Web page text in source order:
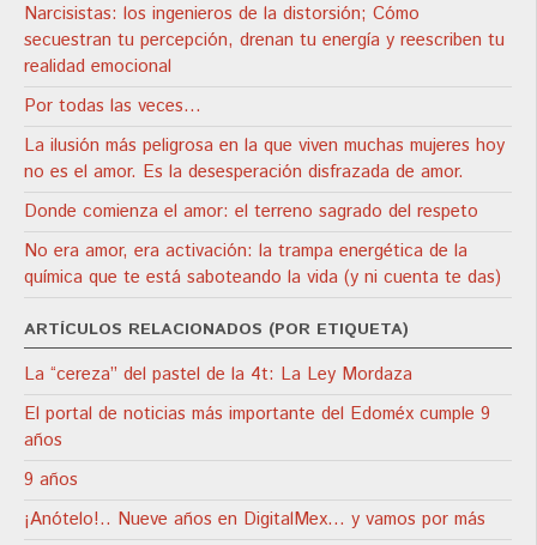
Narcisistas: los ingenieros de la distorsión; Cómo
secuestran tu percepción, drenan tu energía y reescriben tu
realidad emocional
Por todas las veces...
La ilusión más peligrosa en la que viven muchas mujeres hoy
no es el amor. Es la desesperación disfrazada de amor.
Donde comienza el amor: el terreno sagrado del respeto
No era amor, era activación: la trampa energética de la
química que te está saboteando la vida (y ni cuenta te das)
ARTÍCULOS RELACIONADOS (POR ETIQUETA)
La “cereza” del pastel de la 4t: La Ley Mordaza
El portal de noticias más importante del Edoméx cumple 9
años
9 años
¡Anótelo!.. Nueve años en DigitalMex… y vamos por más